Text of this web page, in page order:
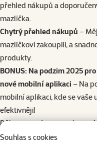
Souhlas s cookies
přehled nákupů a
mazlı̍čka.
Chytrý přehled nákupů–
mazlíčkovi zakoupili, a
produkty.
BONUS: Na podzim 2025
nové mobilnı́ aplikaci – Na
mobilnı́ aplikaci, kde se vaše
efektivněji!
Děkujeme vám za pochopení
mazlı̍čky společně užijeme